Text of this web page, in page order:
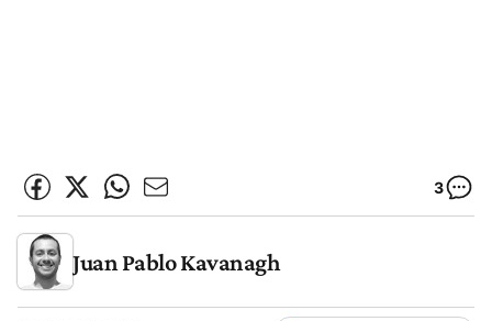
3
Juan Pablo Kavanagh